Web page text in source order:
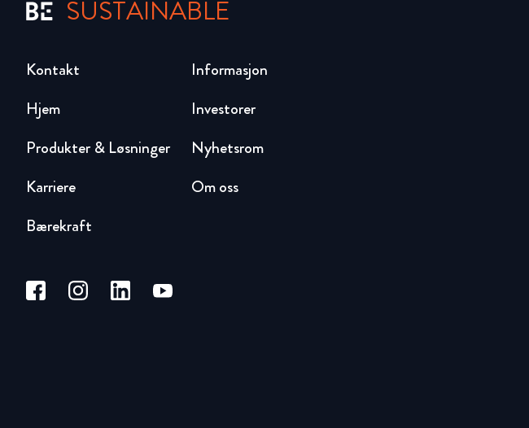
SUSTAINABLE
Hjem
Produkter & Løsninger
Karriere
Bærekraft
Investorer
Nyhetsrom
Om oss
Kontakt Informasjon